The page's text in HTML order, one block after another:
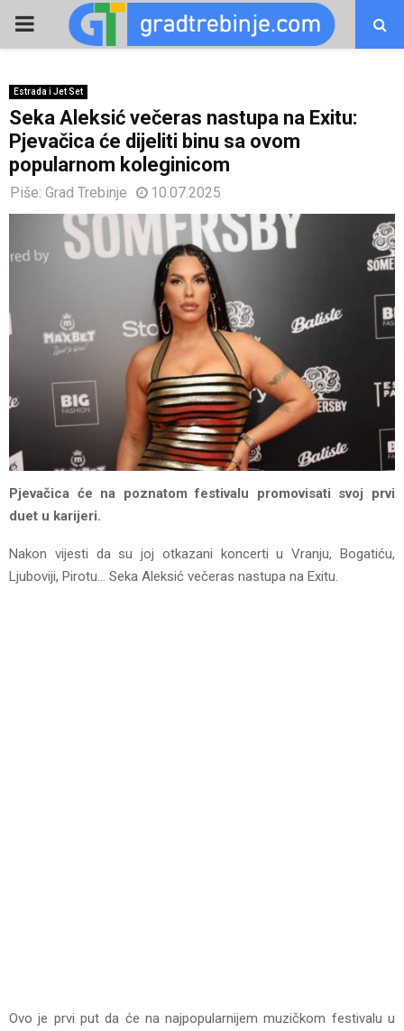
PRIMARY
Estrada i Jet Set
Seka Aleksić večeras nastupa na Exitu:
Pjevačica će dijeliti binu sa ovom
popularnom koleginicom
Piše: Grad Trebinje 10.07.2025
Pjevačica će na poznatom festivalu promovisati svoj prvi
duet u karijeri.
Nakon vijesti da su joj otkazani koncerti u Vranju, Bogatiću,
Ljuboviji, Pirotu… Seka Aleksić večeras nastupa na Exitu.
Ovo je prvi put da će na najpopularnijem muzičkom festivalu u